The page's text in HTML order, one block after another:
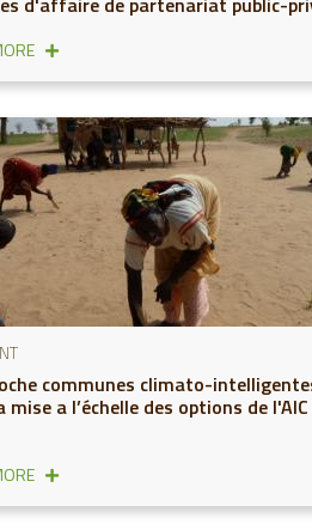
communes climato-
mise a l’échelle des options de